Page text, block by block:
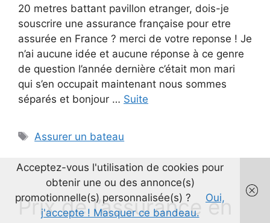
20 metres battant pavillon etranger, dois-je
souscrire une assurance française pour etre
assurée en France ? merci de votre reponse ! Je
n’ai aucune idée et aucune réponse à ce genre
de question l’année dernière c’était mon mari
qui s’en occupait maintenant nous sommes
séparés et bonjour … Suite
Étiquettes
Assurer un bateau
Prix de l’assurance en
Acceptez-vous l'utilisation de cookies pour
obtenir une ou des annonce(s)
promotionnelle(s) personnalisée(s) ?
Oui,
j'accepte ! Masquer ce bandeau.